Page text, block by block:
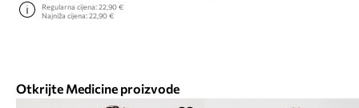
Regularna cijena:22,90 €
Najniža cijena:22,90 €
Otkrijte Medicine proizvode